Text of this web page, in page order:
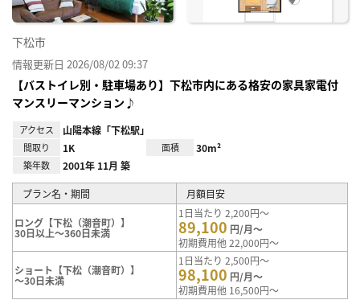
下松市
情報更新日 2026/08/02 09:37
【バストイレ別・駐車場あり】下松市内にある格安の家具家電付
マンスリーマンション♪
アクセス 山陽本線「下松駅」
間取り 1K 面積 30m²
築年数 2001年 11月 築
プラン名・期間 月額目安
ロング【下松（潮音町）】
30日以上～360日未満
1日当たり 2,200円～
89,100 円/月～
初期費用他 22,000円～
ショート【下松（潮音町）】
～30日未満
1日当たり 2,500円～
98,100 円/月～
初期費用他 16,500円～